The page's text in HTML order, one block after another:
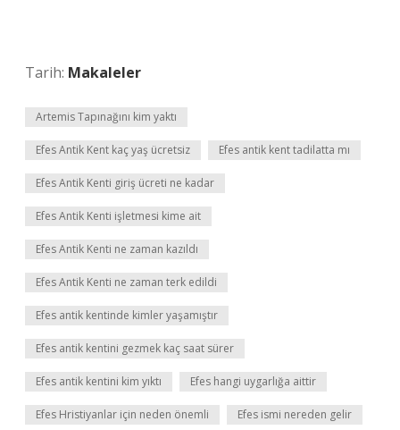
Tarih: Makaleler
Artemis Tapınağını kim yaktı
Efes Antik Kent kaç yaş ücretsiz Efes antik kent tadilatta mı
Efes Antik Kenti giriş ücreti ne kadar
Efes Antik Kenti işletmesi kime ait
Efes Antik Kenti ne zaman kazıldı
Efes Antik Kenti ne zaman terk edildi
Efes antik kentinde kimler yaşamıştır
Efes antik kentini gezmek kaç saat sürer
Efes antik kentini kim yıktı Efes hangi uygarlığa aittir
Efes Hristiyanlar için neden önemli Efes ismi nereden gelir